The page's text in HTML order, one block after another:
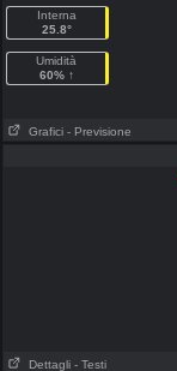
Interna
25.8°
Umidità
60% ↑
Grafici - Previsione
Dettagli - Testi